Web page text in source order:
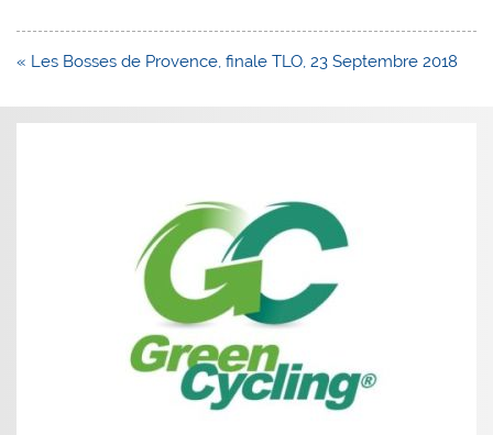
Navigation
l’article
« Les Bosses de Provence, finale TLO, 23 Septembre 2018